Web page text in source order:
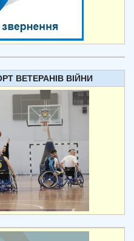
ВЕТЕРАНІВ ВІЙНИ